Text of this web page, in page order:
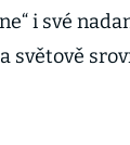
i své
světově